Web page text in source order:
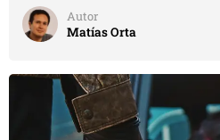
Autor
Matías Orta